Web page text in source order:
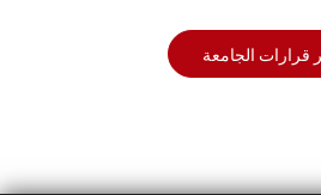
قرارات الجامعة